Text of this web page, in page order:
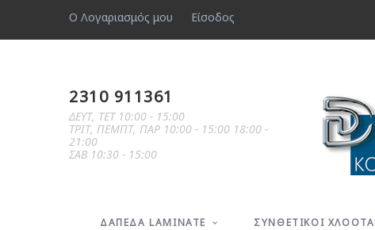
Ο Λογαριασμός μου Είσοδος
2310 911361
ΔΕΥΤ, ΤΕΤ 10:00 - 15:00
ΤΡΙΤ, ΠΕΜΠΤ, ΠΑΡ 10:00 - 15:00 18:00 -
21:00
ΣΑΒ 10:30 - 15:00
ΔΑΠΕΔA LAMINATE ΣΥΝΘΕΤΙΚΟΙ